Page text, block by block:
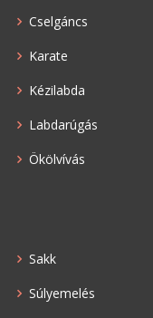
Cselgáncs
Karate
Kézilabda
Labdarúgás
Ökölvívás
Sakk
Súlyemelés